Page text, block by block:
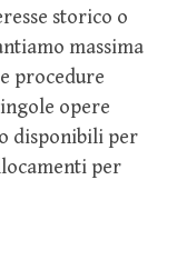
storico o
massima
procedure
opere
disponibili per
per